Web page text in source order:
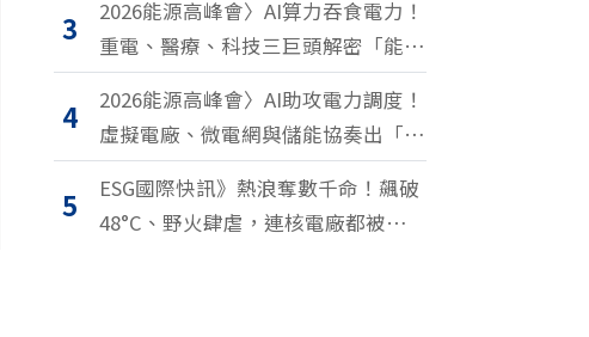
3
2026能源高峰會〉AI算力吞食電力！
重電、醫療、科技三巨頭解密「能源
轉型2.0」致勝關鍵
4
2026能源高峰會〉AI助攻電力調度！
虛擬電廠、微電網與儲能協奏出「能
源交響樂」
5
ESG國際快訊》熱浪奪數千命！飆破
48°C、野火肆虐，連核電廠都被逼停